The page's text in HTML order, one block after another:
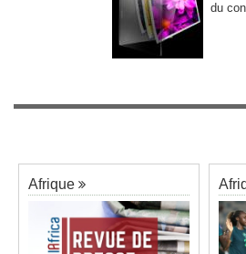
du
Afrique